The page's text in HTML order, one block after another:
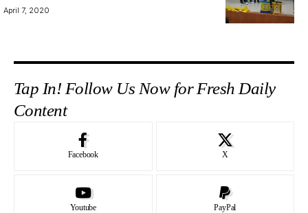
April 7, 2020
Tap In! Follow Us Now for Fresh Daily
Content
Facebook X
Youtube PayPal